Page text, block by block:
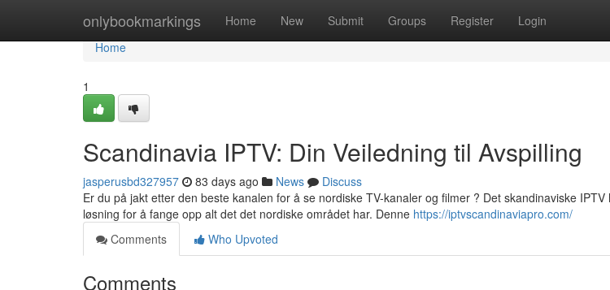
onlybookmarkings Home New Submit Groups Register Login
Home
Home
1
Scandinavia IPTV: Din Veiledning til Avspilling
jasperusbd327957 83 days ago News
Discuss
Er du på jakt etter den beste kanalen for å se nordiske TV-kanaler og filmer ? Det skandinaviske
løsning for å fange opp alt det det nordiske området har. Denne https://iptvscandinaviapro.com/
Comments
Who Upvoted
Comments